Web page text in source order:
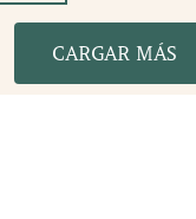
CARGAR MÁS